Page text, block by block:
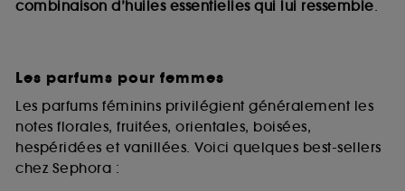
combinaison d’huiles essentielles qui lui ressemble.
Les parfums pour femmes
Les parfums féminins privilégient généralement les
notes florales, fruitées, orientales, boisées,
hespéridées et vanillées. Voici quelques best-sellers
chez Sephora :